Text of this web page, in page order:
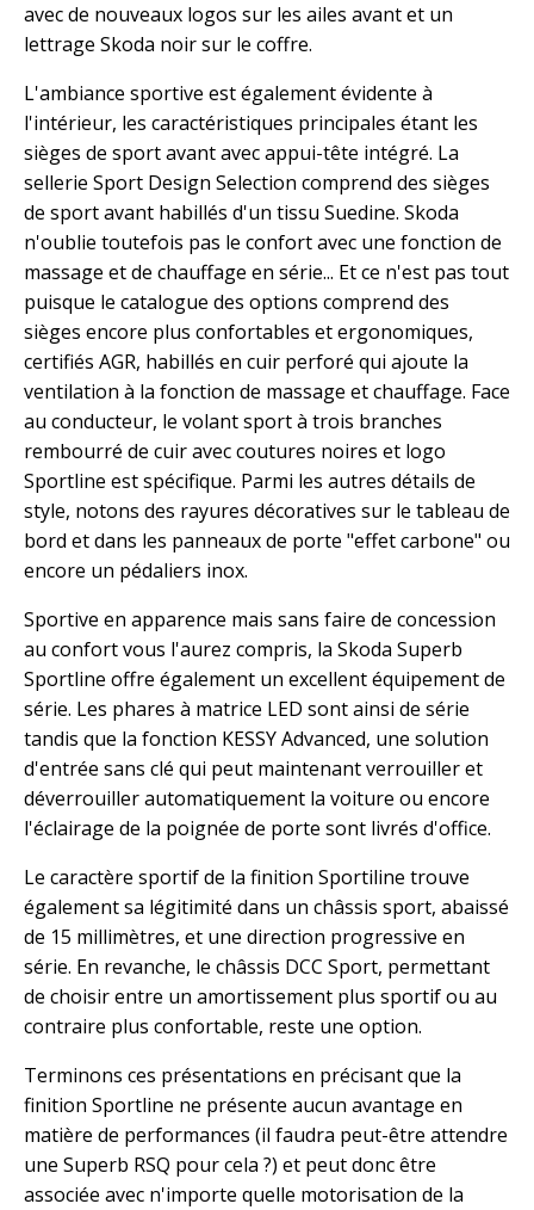
avec de nouveaux logos sur les ailes avant et un
lettrage Skoda noir sur le coffre.
L'ambiance sportive est également évidente à
l'intérieur, les caractéristiques principales étant les
sièges de sport avant avec appui-tête intégré. La
sellerie Sport Design Selection comprend des sièges
de sport avant habillés d'un tissu Suedine. Skoda
n'oublie toutefois pas le confort avec une fonction de
massage et de chauffage en série... Et ce n'est pas tout
puisque le catalogue des options comprend des
sièges encore plus confortables et ergonomiques,
certifiés AGR, habillés en cuir perforé qui ajoute la
ventilation à la fonction de massage et chauffage. Face
au conducteur, le volant sport à trois branches
rembourré de cuir avec coutures noires et logo
Sportline est spécifique. Parmi les autres détails de
style, notons des rayures décoratives sur le tableau de
bord et dans les panneaux de porte "effet carbone" ou
encore un pédaliers inox.
Sportive en apparence mais sans faire de concession
au confort vous l'aurez compris, la Skoda Superb
Sportline offre également un excellent équipement de
série. Les phares à matrice LED sont ainsi de série
tandis que la fonction KESSY Advanced, une solution
d'entrée sans clé qui peut maintenant verrouiller et
déverrouiller automatiquement la voiture ou encore
l'éclairage de la poignée de porte sont livrés d'office.
Le caractère sportif de la finition Sportiline trouve
également sa légitimité dans un châssis sport, abaissé
de 15 millimètres, et une direction progressive en
série. En revanche, le châssis DCC Sport, permettant
de choisir entre un amortissement plus sportif ou au
contraire plus confortable, reste une option.
Terminons ces présentations en précisant que la
finition Sportline ne présente aucun avantage en
matière de performances (il faudra peut-être attendre
une Superb RSQ pour cela ?) et peut donc être
associée avec n'importe quelle motorisation de la